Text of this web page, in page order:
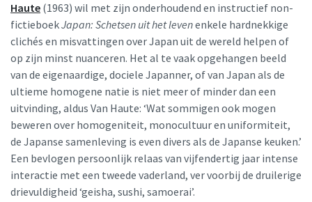
Haute (1963) wil met zijn onderhoudend en instructief non-
fictieboekJapan: Schetsen uit het levenenkele hardnekkige
clichés en misvattingen over Japan uit de wereld helpen of
op zijn minst nuanceren. Het al te vaak opgehangen beeld
van de eigenaardige, dociele Japanner, of van Japan als de
ultieme homogene natie is niet meer of minder dan een
uitvinding, aldus Van Haute: ‘Wat sommigen ook mogen
beweren over homogeniteit, monocultuur en uniformiteit,
de Japanse samenleving is even divers als de Japanse keuken.’
Een bevlogen persoonlijk relaas van vijfendertig jaar intense
interactie met een tweede vaderland, ver voorbij de druilerige
drievuldigheid ‘geisha, sushi, samoerai’.